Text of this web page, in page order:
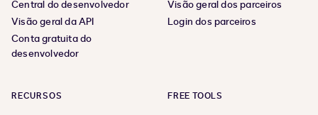
Central do desenvolvedor
Visão geral da API
Conta gratuita do
desenvolvedor
Visão geral dos parceiros
Login dos parceiros
RECURSOS FREE TOOLS